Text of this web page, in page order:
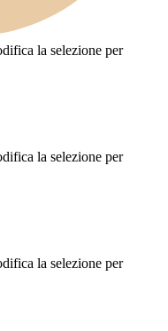
la selezione per
la selezione per
la selezione per